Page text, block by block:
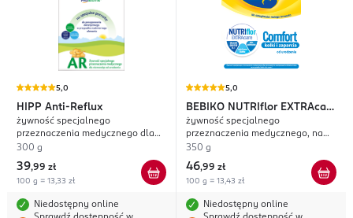
5,0
HIPP Anti-Reflux
żywność specjalnego
przeznaczenia medycznego dla
niemowląt od urodzenia, w
przypadku nadmiernego ulewania
300 g
39,99 zł
100 g = 13,33 zł
Niedostępny online
5,0
BEBIKO NUTRIflor EXTRAcare
Comfort
żywność specjalnego
przeznaczenia medycznego, na
kolki i zaparcia, od urodzenia
350 g
46,99 zł
100 g = 13,43 zł
Niedostępny online